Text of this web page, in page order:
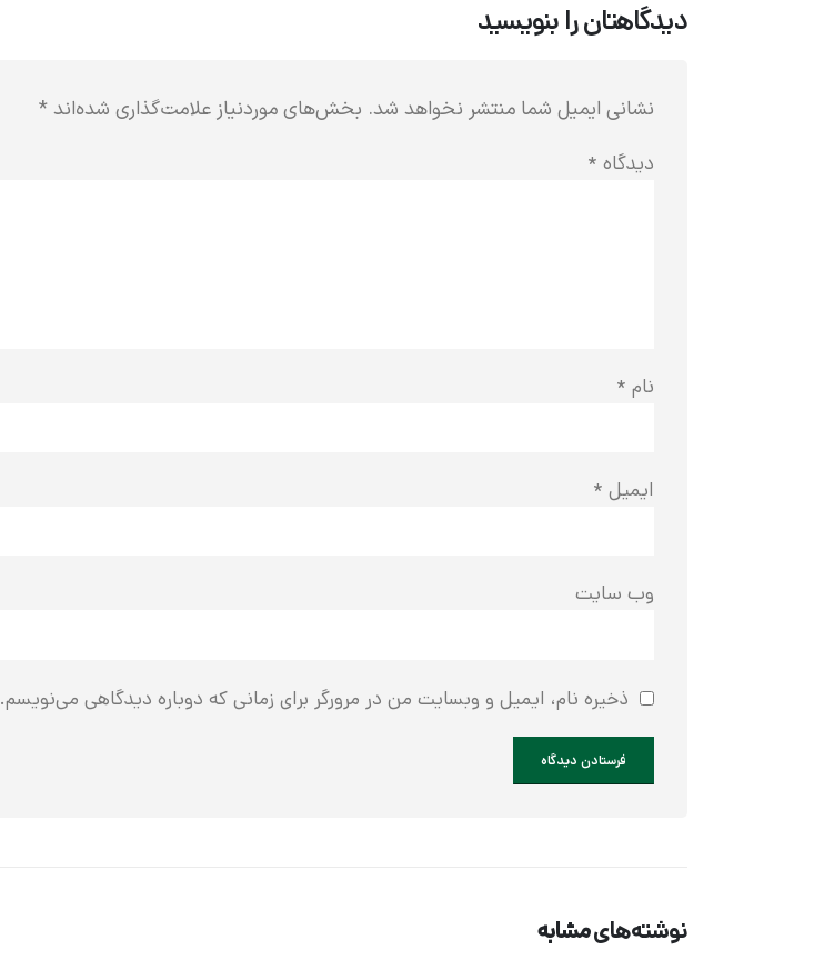
دیدگاهتان را بنویسید
نشانی ایمیل شما منتشر نخواهد شد. بخش‌های موردنیاز علامت‌گذاری شده‌اند*
دیدگاه *
نام *
ایمیل *
وب‌ سایت
ذخیره نام، ایمیل و وبسایت من در مرورگر برای زمانی که دوباره دیدگاهی می‌نویسم.
نوشته‌هایمشابه